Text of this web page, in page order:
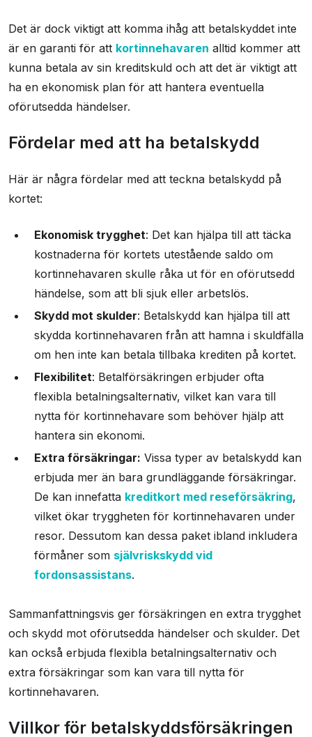
Hur man ansöker om betalskydd
Vanliga frågor om betalskydd på kreditkort
Källor
Det är dock viktigt att komma ihåg att betalskyddet inte
är en garanti för att kortinnehavaren alltid kommer att
kunna betala av sin kreditskuld och att det är viktigt att
ha en ekonomisk plan för att hantera eventuella
oförutsedda händelser.
Fördelar med att ha betalskydd
Här är några fördelar med att teckna betalskydd på
kortet:
Ekonomisk trygghet: Det kan hjälpa till att täcka
kostnaderna för kortets utestående saldo om
kortinnehavaren skulle råka ut för en oförutsedd
händelse, som att bli sjuk eller arbetslös.
Skydd mot skulder: Betalskydd kan hjälpa till att
skydda kortinnehavaren från att hamna i skuldfälla
om hen inte kan betala tillbaka krediten på kortet.
Flexibilitet: Betalförsäkringen erbjuder ofta
flexibla betalningsalternativ, vilket kan vara till
nytta för kortinnehavare som behöver hjälp att
hantera sin ekonomi.
Extra försäkringar: Vissa typer av betalskydd kan
erbjuda mer än bara grundläggande försäkringar.
De kan innefatta kreditkort med reseförsäkring,
vilket ökar tryggheten för kortinnehavaren under
resor. Dessutom kan dessa paket ibland inkludera
förmåner som självriskskydd vid
fordonsassistans.
Sammanfattningsvis ger försäkringen en extra trygghet
och skydd mot oförutsedda händelser och skulder. Det
kan också erbjuda flexibla betalningsalternativ och
extra försäkringar som kan vara till nytta för
kortinnehavaren.
Villkor för betalskyddsförsäkringen